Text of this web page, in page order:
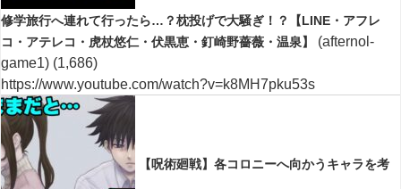
修学旅行へ連れて行ったら…？枕投げで大騒ぎ！？【LINE・アフレ
コ・アテレコ・虎杖悠仁・伏黒恵・釘崎野薔薇・温泉】
(afternol-
game1) (1,686)
https://www.youtube.com/watch?v=k8MH7pku53s
【呪術廻戦】各コロニーへ向かうキャラを考